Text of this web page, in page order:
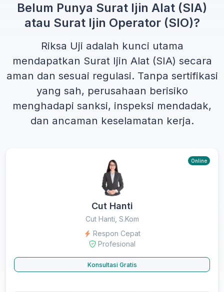
Belum Punya Surat Ijin Alat (SIA)
atau Surat Ijin Operator (SIO)?
Riksa Uji adalah kunci utama
mendapatkan Surat Ijin Alat (SIA) secara
aman dan sesuai regulasi. Tanpa sertifikasi
yang sah, perusahaan berisiko
menghadapi sanksi, inspeksi mendadak,
dan ancaman keselamatan kerja.
Online
Cut Hanti
Cut Hanti, S.Kom
Respon Cepat
Profesional
Konsultasi Gratis